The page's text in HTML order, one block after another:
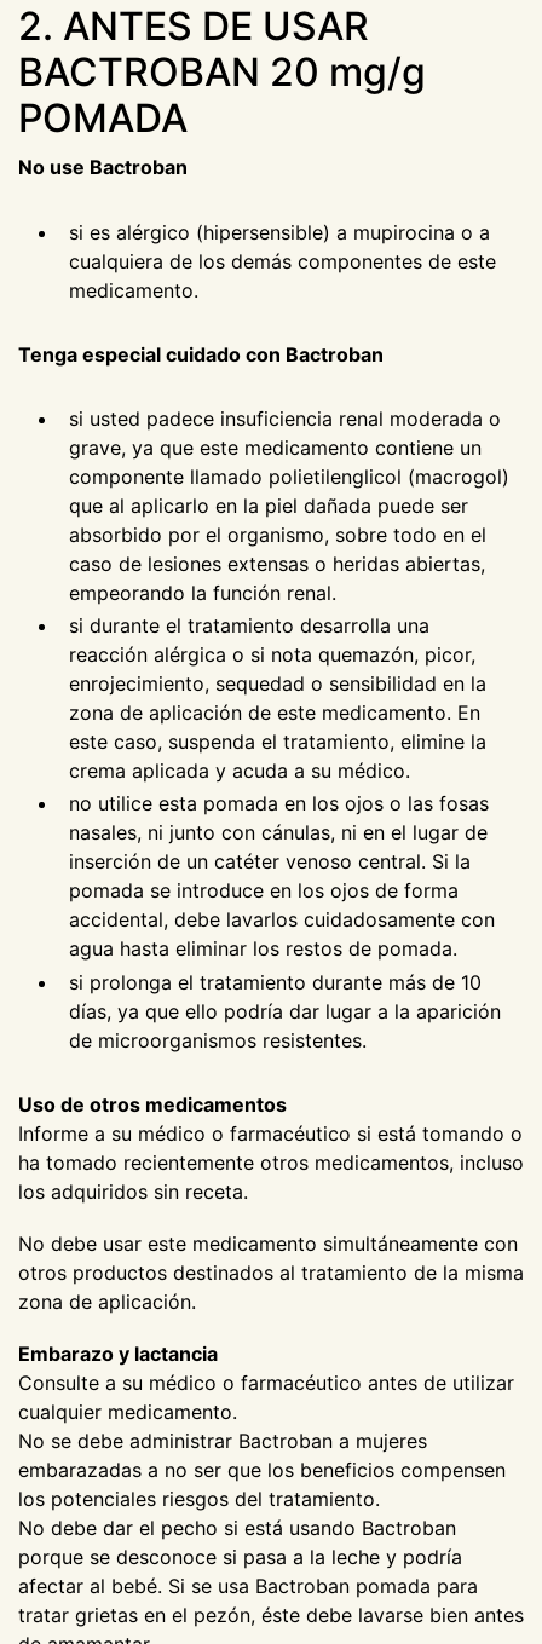
2. ANTES DE USAR
BACTROBAN 20 mg/g
POMADA
No use Bactroban
si es alérgico (hipersensible) a mupirocina o a
cualquiera de los demás componentes de este
medicamento.
Tenga especial cuidado con Bactroban
si usted padece insuficiencia renal moderada o
grave, ya que este medicamento contiene un
componente llamado polietilenglicol (macrogol)
que al aplicarlo en la piel dañada puede ser
absorbido por el organismo, sobre todo en el
caso de lesiones extensas o heridas abiertas,
empeorando la función renal.
si durante el tratamiento desarrolla una
reacción alérgica o si nota quemazón, picor,
enrojecimiento, sequedad o sensibilidad en la
zona de aplicación de este medicamento. En
este caso, suspenda el tratamiento, elimine la
crema aplicada y acuda a su médico.
no utilice esta pomada en los ojos o las fosas
nasales, ni junto con cánulas, ni en el lugar de
inserción de un catéter venoso central. Si la
pomada se introduce en los ojos de forma
accidental, debe lavarlos cuidadosamente con
agua hasta eliminar los restos de pomada.
si prolonga el tratamiento durante más de 10
días, ya que ello podría dar lugar a la aparición
de microorganismos resistentes.
Uso de otros medicamentos
Informe a su médico o farmacéutico si está tomando o
ha tomado recientemente otros medicamentos, incluso
los adquiridos sin receta.
No debe usar este medicamento simultáneamente con
otros productos destinados al tratamiento de la misma
zona de aplicación.
Embarazo y lactancia
Consulte a su médico o farmacéutico antes de utilizar
cualquier medicamento.
No se debe administrar Bactroban a mujeres
embarazadas a no ser que los beneficios compensen
los potenciales riesgos del tratamiento.
No debe dar el pecho si está usando Bactroban
porque se desconoce si pasa a la leche y podría
afectar al bebé. Si se usa Bactroban pomada para
tratar grietas en el pezón, éste debe lavarse bien antes